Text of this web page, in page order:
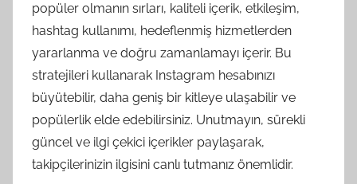
popüler olmanın sırları, kaliteli içerik, etkileşim,
hashtag kullanımı, hedeflenmiş hizmetlerden
yararlanma ve doğru zamanlamayı içerir. Bu
stratejileri kullanarak Instagram hesabınızı
büyütebilir, daha geniş bir kitleye ulaşabilir ve
popülerlik elde edebilirsiniz. Unutmayın, sürekli
güncel ve ilgi çekici içerikler paylaşarak,
takipçilerinizin ilgisini canlı tutmanız önemlidir.